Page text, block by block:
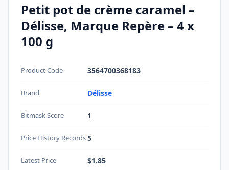
Petit pot de crème caramel –
Délisse, Marque Repère – 4 x
100 g
Product Code 3564700368183
Brand Délisse
Bitmask Score 1
Price History Records5
Latest Price $1.85